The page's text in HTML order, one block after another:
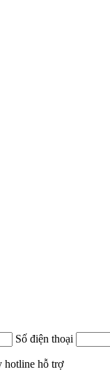
Số điện thoại
hotline hỗ trợ